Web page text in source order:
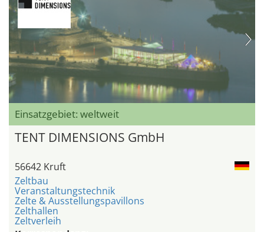
Einsatzgebiet: weltweit
TENT DIMENSIONS GmbH
56642 Kruft
Zeltbau
Veranstaltungstechnik
Zelte & Ausstellungspavillons
Zelthallen
Zeltverleih